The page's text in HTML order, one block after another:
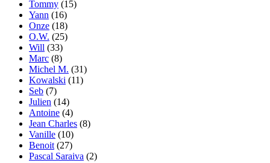
Tommy (15)
Yann (16)
Onze (18)
O.W. (25)
Will (33)
Marc (8)
Michel M. (31)
Kowalski (11)
Seb (7)
Julien (14)
Antoine (4)
Jean Charles (8)
Vanille (10)
Benoit (27)
Pascal Saraiva (2)